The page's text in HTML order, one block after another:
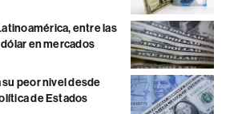
entre las
en mercados
su peor nivel desde
de Estados